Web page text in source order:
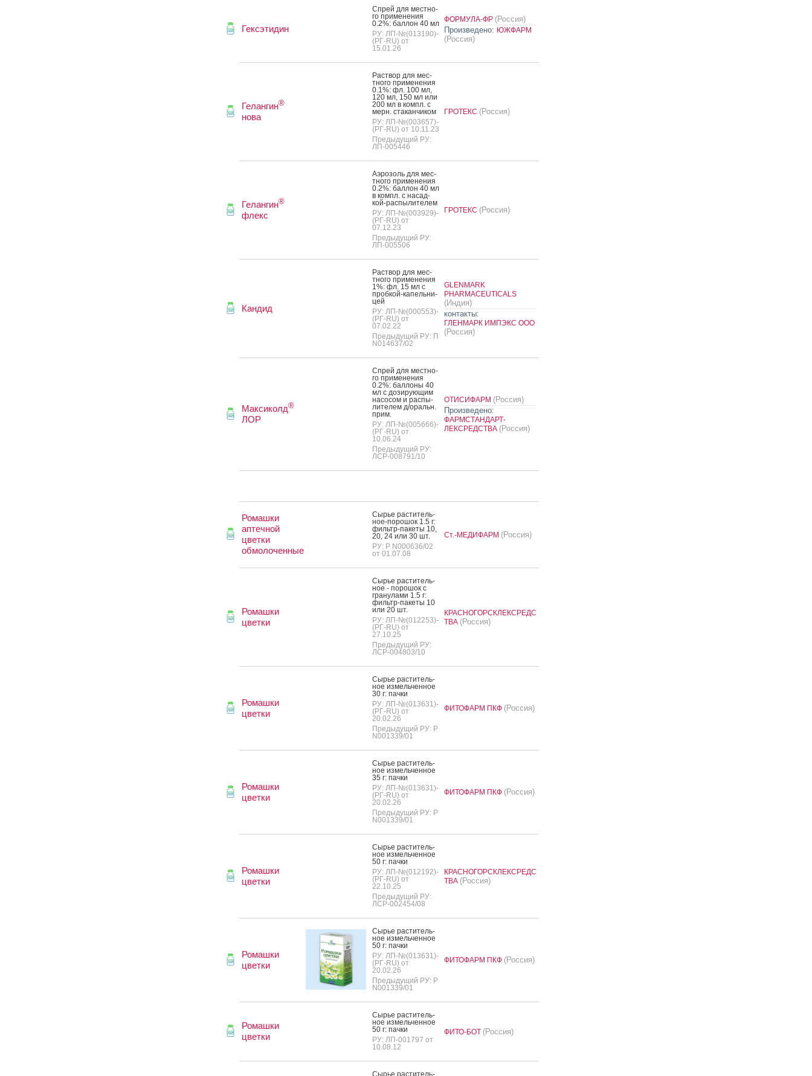
Гексэтидин
Спрей для мес­тно­
го при­мене­ния
0.2%: бал­лон 40 мл
РУ: ЛП-№(013190)-
(РГ-RU) от
15.01.26
ФОРМУЛА-ФР (Россия)
Произведено: ЮЖФАРМ
(Россия)
Гелангин®
нова
Рас­твор для мес­
тно­го при­мене­ния
0.1%: фл. 100 мл,
120 мл, 150 мл или
200 мл в компл. с
мерн. ста­кан­чи­ком
РУ: ЛП-№(003657)-
(РГ-RU) от 10.11.23
Предыдущий РУ:
ЛП-005446
ГРОТЕКС (Россия)
Гелангин®
флекс
А­эро­золь для мес­
тно­го при­мене­ния
0.2%: бал­лон 40 мл
в компл. с на­сад­
кой-рас­пы­лите­лем
РУ: ЛП-№(003929)-
(РГ-RU) от
07.12.23
Предыдущий РУ:
ЛП-005506
ГРОТЕКС (Россия)
Кандид
Рас­твор для мес­
тно­го при­мене­ния
1%: фл. 15 мл с
проб­кой-ка­пель­ни­
цей
РУ: ЛП-№(000553)-
(РГ-RU) от
07.02.22
Предыдущий РУ: П
N014637/02
GLENMARK
PHARMACEUTICALS
(Индия)
контакты:
ГЛЕНМАРК ИМПЭКС ООО
(Россия)
Максиколд®
ЛОР
Спрей для мес­тно­
го при­мене­ния
0.2%: бал­ло­ны 40
мл с до­зиру­ющим
на­сосом и рас­пы­
лите­лем д/оральн.
прим.
РУ: ЛП-№(005666)-
(РГ-RU) от
10.06.24
Предыдущий РУ:
ЛСР-008791/10
ОТИСИФАРМ (Россия)
Произведено:
ФАРМСТАНДАРТ-
ЛЕКСРЕДСТВА (Россия)
Ромашки
аптечной
цветки
обмолоченные
Сырье рас­ти­тель­
ное-по­рошок 1.5 г:
филь­тр-па­кеты 10,
20, 24 или 30 шт.
РУ: Р N000636/02
от 01.07.08
Ст.-МЕДИФАРМ (Россия)
Ромашки
цветки
Сырье рас­ти­тель­
ное - по­рошок с
гра­нула­ми 1.5 г:
филь­тр-па­кеты 10
или 20 шт.
РУ: ЛП-№(012253)-
(РГ-RU) от
27.10.25
Предыдущий РУ:
ЛСР-004803/10
КРАСНОГОРСКЛЕКСРЕДС
ТВА (Россия)
Ромашки
цветки
Сырье рас­ти­тель­
ное из­мель­чен­ное
30 г: пач­ки
РУ: ЛП-№(013631)-
(РГ-RU) от
20.02.26
Предыдущий РУ: Р
N001339/01
ФИТОФАРМ ПКФ (Россия)
Ромашки
цветки
Сырье рас­ти­тель­
ное из­мель­чен­ное
35 г: пач­ки
РУ: ЛП-№(013631)-
(РГ-RU) от
20.02.26
Предыдущий РУ: Р
N001339/01
ФИТОФАРМ ПКФ (Россия)
Ромашки
цветки
Сырье рас­ти­тель­
ное из­мель­чен­ное
50 г: пач­ки
РУ: ЛП-№(012192)-
(РГ-RU) от
22.10.25
Предыдущий РУ:
ЛСР-002454/08
КРАСНОГОРСКЛЕКСРЕДС
ТВА (Россия)
Ромашки
цветки
Сырье рас­ти­тель­
ное из­мель­чен­ное
50 г: пач­ки
РУ: ЛП-№(013631)-
(РГ-RU) от
20.02.26
Предыдущий РУ: Р
N001339/01
ФИТОФАРМ ПКФ (Россия)
Ромашки
цветки
Сырье рас­ти­тель­
ное из­мель­чен­ное
50 г: пач­ки
РУ: ЛП-001797 от
10.08.12
ФИТО-БОТ (Россия)
Сырье рас­ти­тель­